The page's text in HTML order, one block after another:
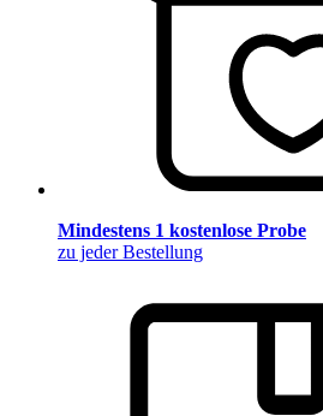
Mindestens 1 kostenlose Probe
zu jeder Bestellung